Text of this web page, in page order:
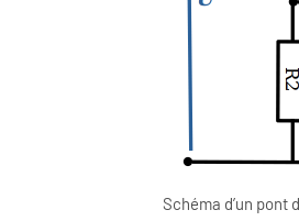
Schéma d’un pont